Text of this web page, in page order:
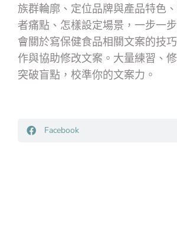
族群輪廓、定位品牌與產品特色
者痛點、怎樣設定場景，一步一
會關於寫保健食品相關文案的技
作與協助修改文案。大量練習、
突破盲點，校準你的文案力。
Facebook